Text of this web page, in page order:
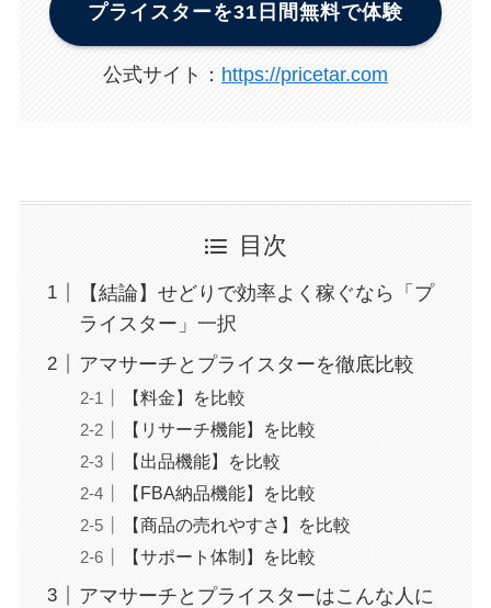
プライスターを31日間無料で体験
公式サイト： https://pricetar.com
目次
【結論】せどりで効率よく稼ぐなら「プ
ライスター」一択
アマサーチとプライスターを徹底比較
【料金】を比較
【リサーチ機能】を比較
【出品機能】を比較
【FBA納品機能】を比較
【商品の売れやすさ】を比較
【サポート体制】を比較
アマサーチとプライスターはこんな人に